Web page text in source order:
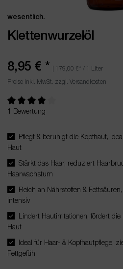
wesentlich.
Klettenwurzelöl
8,95 € * 179,00 € * / 1 Liter
Preise inkl. MwSt. zzgl. Versandkosten
Durchschnittliche Bewertung von 4 von
1 Bewertung
Pflegt & beruhigt die Kopfhaut,
Haut
Stärkt das Haar, reduziert
Haarwachstum
Reich an Nährstoffen &
intensiv
Lindert Hautirritationen, fördert
Haut
Ideal für Haar- & Kopfhautpflege,
Fettgefühl